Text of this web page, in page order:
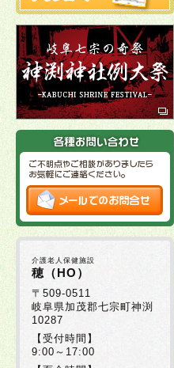
介護老人保健施設
穂（HO）
〒509-0511
岐阜県加茂郡七宗町神渕
10287
【受付時間】
9:00～17:00